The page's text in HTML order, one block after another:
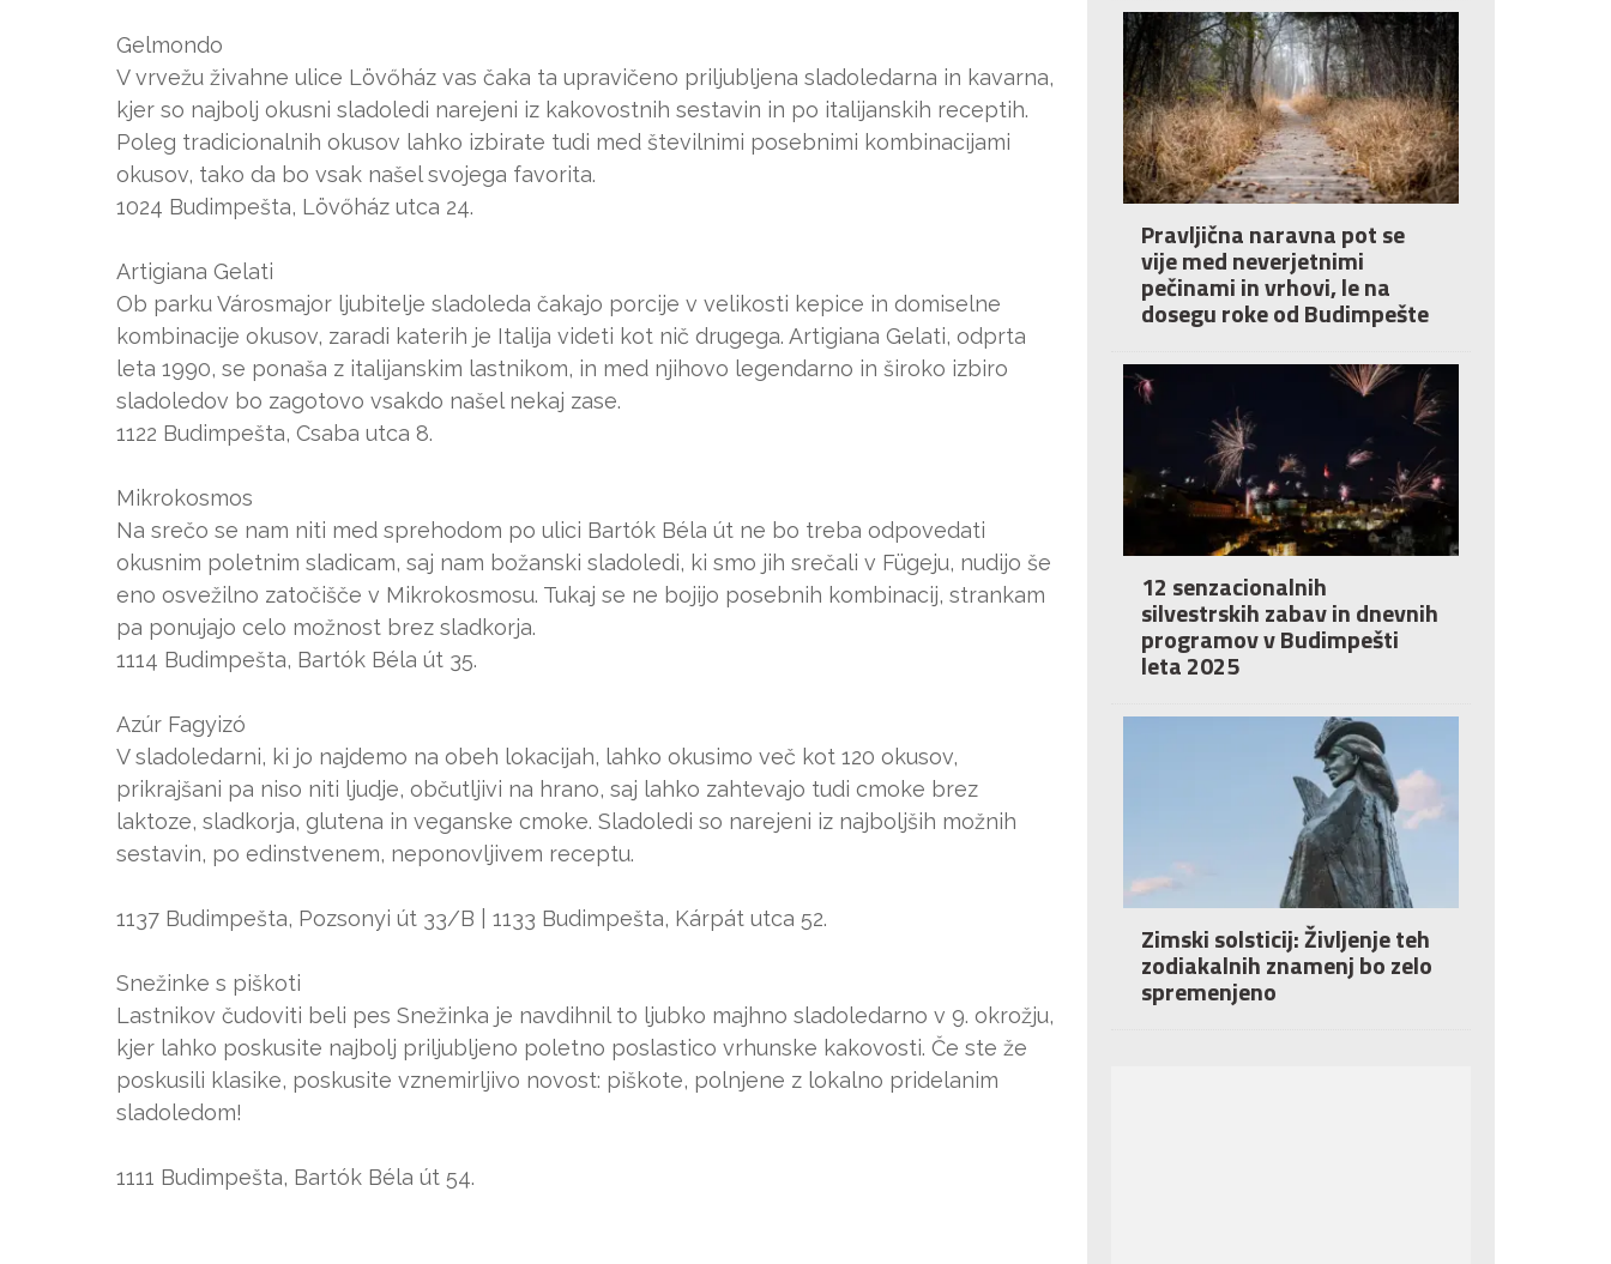
Gelmondo
V vrvežu živahne ulice Lövőház vas čaka ta upravičeno priljubljena sladoledarna in kavarna,
kjer so najbolj okusni sladoledi narejeni iz kakovostnih sestavin in po italijanskih receptih.
Poleg tradicionalnih okusov lahko izbirate tudi med številnimi posebnimi kombinacijami
okusov, tako da bo vsak našel svojega favorita.
1024 Budimpešta, Lövőház utca 24.
Artigiana Gelati
Ob parku Városmajor ljubitelje sladoleda čakajo porcije v velikosti kepice in domiselne
kombinacije okusov, zaradi katerih je Italija videti kot nič drugega. Artigiana Gelati, odprta
leta 1990, se ponaša z italijanskim lastnikom, in med njihovo legendarno in široko izbiro
sladoledov bo zagotovo vsakdo našel nekaj zase.
1122 Budimpešta, Csaba utca 8.
Mikrokosmos
Na srečo se nam niti med sprehodom po ulici Bartók Béla út ne bo treba odpovedati
okusnim poletnim sladicam, saj nam božanski sladoledi, ki smo jih srečali v Fügeju, nudijo še
eno osvežilno zatočišče v Mikrokosmosu. Tukaj se ne bojijo posebnih kombinacij, strankam
pa ponujajo celo možnost brez sladkorja.
1114 Budimpešta, Bartók Béla út 35.
Azúr Fagyizó
V sladoledarni, ki jo najdemo na obeh lokacijah, lahko okusimo več kot 120 okusov,
prikrajšani pa niso niti ljudje, občutljivi na hrano, saj lahko zahtevajo tudi cmoke brez
laktoze, sladkorja, glutena in veganske cmoke. Sladoledi so narejeni iz najboljših možnih
sestavin, po edinstvenem, neponovljivem receptu.
1137 Budimpešta, Pozsonyi út 33/B | 1133 Budimpešta, Kárpát utca 52.
Snežinke s piškoti
Lastnikov čudoviti beli pes Snežinka je navdihnil to ljubko majhno sladoledarno v 9. okrožju,
kjer lahko poskusite najbolj priljubljeno poletno poslastico vrhunske kakovosti. Če ste že
poskusili klasike, poskusite vznemirljivo novost: piškote, polnjene z lokalno pridelanim
sladoledom!
1111 Budimpešta, Bartók Béla út 54.
Pravljična naravna pot se
vije med neverjetnimi
pečinami in vrhovi, le na
dosegu roke od Budimpešte
12 senzacionalnih
silvestrskih zabav in dnevnih
programov v Budimpešti
leta 2025
Zimski solsticij: Življenje teh
zodiakalnih znamenj bo zelo
spremenjeno